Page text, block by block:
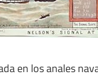
en los anales